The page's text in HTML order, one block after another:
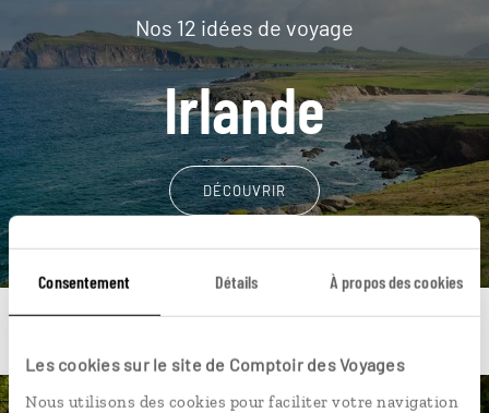
Consentement Détails À propos des cookies
Les cookies sur le site de Comptoir des Voyages
Nous utilisons des cookies pour faciliter votre navigation
Nos 12 idées de voyage
Irlande
DÉCOUVRIR